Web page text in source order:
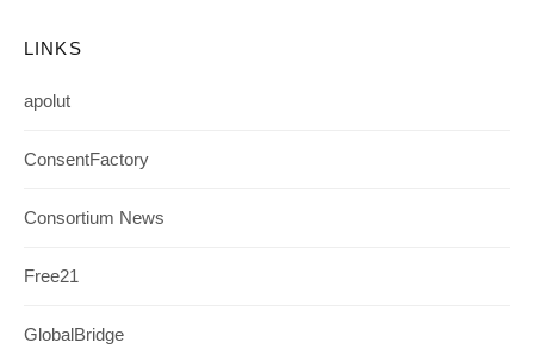
LINKS
apolut
ConsentFactory
Consortium News
Free21
GlobalBridge